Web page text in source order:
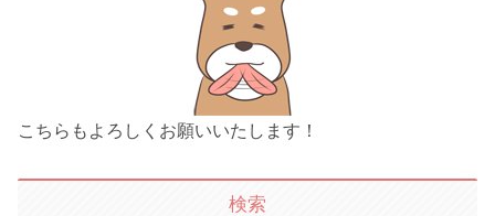
こちらもよろしくお願いいたします！
検索